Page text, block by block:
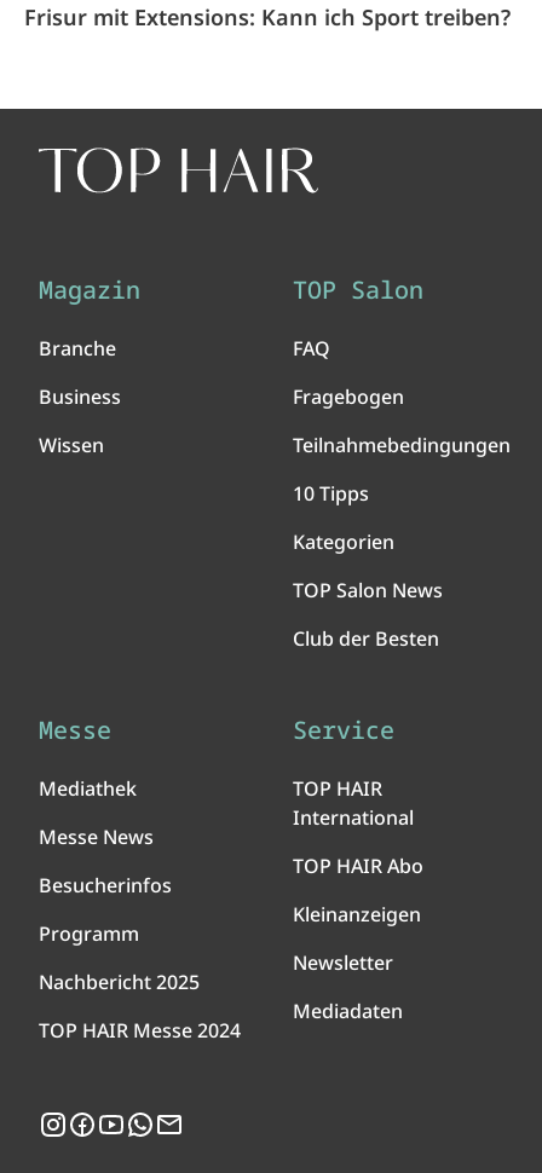
Frisur mit Extensions: Kann ich Sport treiben?
Magazin
Branche
Business
Wissen
TOP Salon
FAQ
Fragebogen
Teilnahmebedingungen
10 Tipps
Kategorien
TOP Salon News
Club der Besten
Messe
Mediathek
Messe News
Besucherinfos
Programm
Nachbericht 2025
TOP HAIR Messe 2024
Service
TOP HAIR
International
TOP HAIR Abo
Kleinanzeigen
Newsletter
Mediadaten
Instagram
Facebook
YouTubeWhatsApp